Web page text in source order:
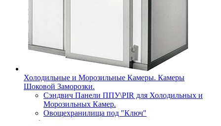
Холодильные и Морозильные Камеры. Камеры
Шоковой Заморозки.
Сэндвич Панели ППУ\PIR для Холодильных и
Морозильных Камер.
Овощехранилища под "Ключ"